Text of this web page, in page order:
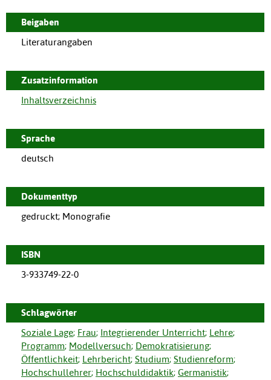
Beigaben
Literaturangaben
Zusatzinformation
Inhaltsverzeichnis
Sprache
deutsch
Dokumenttyp
gedruckt; Monografie
ISBN
3-933749-22-0
Schlagwörter
Soziale Lage; Frau; Integrierender Unterricht; Lehre;
Programm; Modellversuch; Demokratisierung;
Öffentlichkeit; Lehrbericht; Studium; Studienreform;
Hochschullehrer; Hochschuldidaktik; Germanistik;